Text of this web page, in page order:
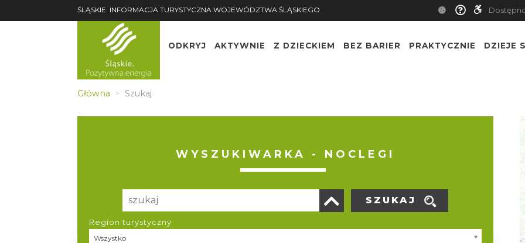
ŚLĄSKIE. INFORMACJA TURYSTYCZNA WOJEWÓDZTWA ŚLĄSKIEGO
ODKRYJ AKTYWNIE Z DZIECKIEM BEZ BARIER PRAKTYCZNIE DZIEJE
Główna Szukaj
WYSZUKIWARKA - NOCLEGI
Region turystyczny
Wszystko
Region turystyczny
SZUKAJ